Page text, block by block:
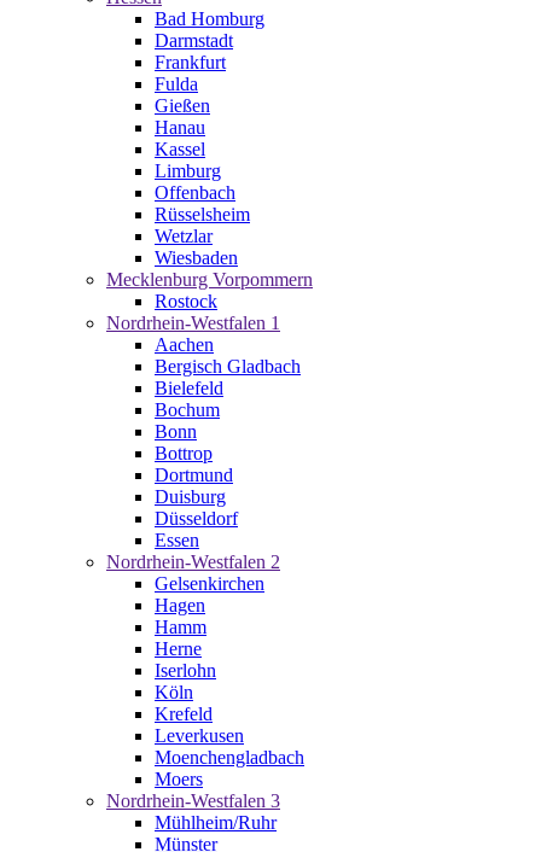
Bad Homburg
Darmstadt
Frankfurt
Fulda
Gießen
Hanau
Kassel
Limburg
Offenbach
Rüsselsheim
Wetzlar
Wiesbaden
Mecklenburg Vorpommern
Rostock
Nordrhein-Westfalen 1
Aachen
Bergisch Gladbach
Bielefeld
Bochum
Bonn
Bottrop
Dortmund
Duisburg
Düsseldorf
Essen
Nordrhein-Westfalen 2
Gelsenkirchen
Hagen
Hamm
Herne
Iserlohn
Köln
Krefeld
Leverkusen
Moenchengladbach
Moers
Nordrhein-Westfalen 3
Mühlheim/Ruhr
Münster